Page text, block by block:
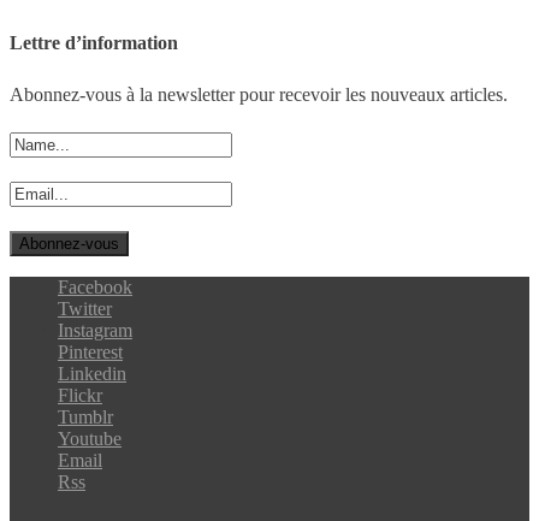
Lettre d’information
Abonnez-vous à la newsletter pour recevoir les nouveaux articles.
Facebook
Twitter
Instagram
Pinterest
Linkedin
Flickr
Tumblr
Youtube
Email
Rss